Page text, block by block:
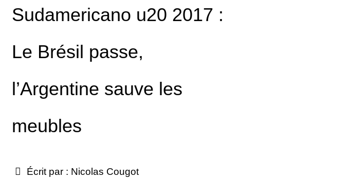
Sudamericano u20 2017 :
Le Brésil passe,
l’Argentine sauve les
meubles
Écrit par : Nicolas Cougot